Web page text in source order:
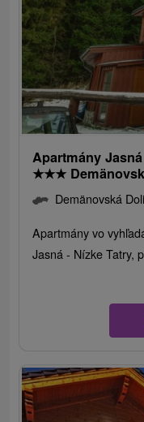
Apartmány
★★★
Demänovská
Apartmány vo
Jasná - Nízke Tatry,